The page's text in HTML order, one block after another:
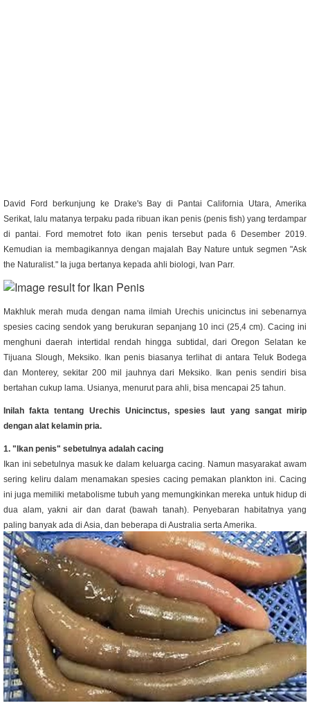
David Ford berkunjung ke Drake's Bay di Pantai California Utara, Amerika
Serikat, lalu matanya terpaku pada ribuan ikan penis (penis fish) yang terdampar
di pantai. Ford memotret foto ikan penis tersebut pada 6 Desember 2019.
Kemudian ia membagikannya dengan majalah Bay Nature untuk segmen "Ask
the Naturalist." Ia juga bertanya kepada ahli biologi, Ivan Parr.
Makhluk merah muda dengan nama ilmiah Urechis unicinctus ini sebenarnya
spesies cacing sendok yang berukuran sepanjang 10 inci (25,4 cm). Cacing ini
menghuni daerah intertidal rendah hingga subtidal, dari Oregon Selatan ke
Tijuana Slough, Meksiko. Ikan penis biasanya terlihat di antara Teluk Bodega
dan Monterey, sekitar 200 mil jauhnya dari Meksiko. Ikan penis sendiri bisa
bertahan cukup lama. Usianya, menurut para ahli, bisa mencapai 25 tahun.
Inilah fakta tentang Urechis Unicinctus, spesies laut yang sangat mirip
dengan alat kelamin pria.
1. "Ikan penis" sebetulnya adalah cacing
Ikan ini sebetulnya masuk ke dalam keluarga cacing. Namun masyarakat awam
sering keliru dalam menamakan spesies cacing pemakan plankton ini. Cacing
ini juga memiliki metabolisme tubuh yang memungkinkan mereka untuk hidup di
dua alam, yakni air dan darat (bawah tanah). Penyebaran habitatnya yang
paling banyak ada di Asia, dan beberapa di Australia serta Amerika.